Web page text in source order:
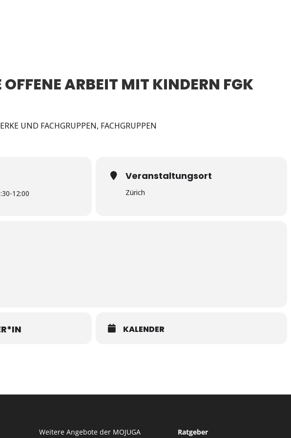
ARBEIT MIT KINDERN FGK
UND FACHGRUPPEN, FACHGRUPPEN
-12:00
Veranstaltungsort
Zürich
KALENDER
Weitere Angebote der MOJUGA Ratgeber